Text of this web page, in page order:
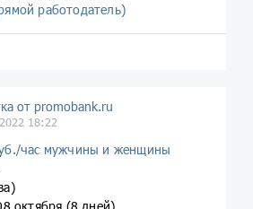
работодатель)
от promobank.ru
18:22
час мужчины и женщины
октября (8 дней)